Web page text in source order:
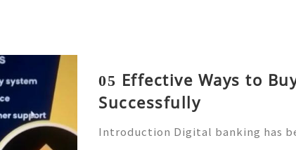
05 Effective Ways to
Successfully
Introduction Digital banking has